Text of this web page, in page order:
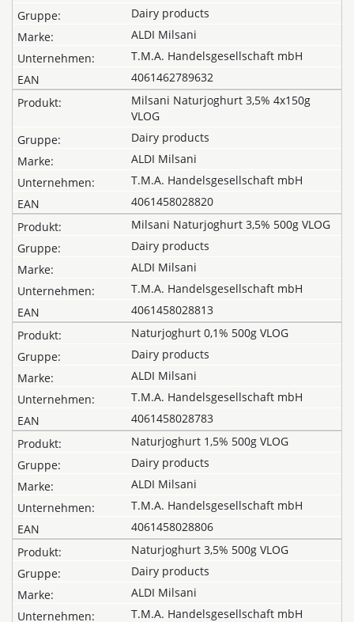
Dairy products
ALDI Milsani
T.M.A. Handelsgesellschaft mbH
4061462789632
Milsani Naturjoghurt 3,5% 4x150g
VLOG
Dairy products
ALDI Milsani
T.M.A. Handelsgesellschaft mbH
4061458028820
Milsani Naturjoghurt 3,5% 500g VLOG
Dairy products
ALDI Milsani
T.M.A. Handelsgesellschaft mbH
4061458028813
Naturjoghurt 0,1% 500g VLOG
Dairy products
ALDI Milsani
T.M.A. Handelsgesellschaft mbH
4061458028783
Naturjoghurt 1,5% 500g VLOG
Dairy products
ALDI Milsani
T.M.A. Handelsgesellschaft mbH
4061458028806
Naturjoghurt 3,5% 500g VLOG
Dairy products
ALDI Milsani
T.M.A. Handelsgesellschaft mbH